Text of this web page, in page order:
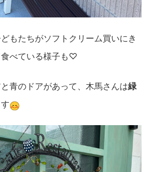
もたちがソフトクリーム買いにき
べている様子も♡
青のドアがあって、木馬さんは緑